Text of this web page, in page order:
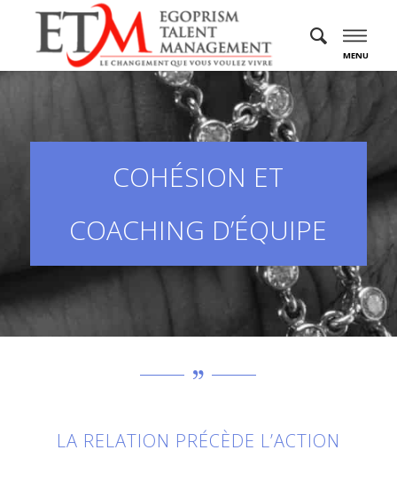
MENU
COHÉSION ET
COACHING D’ÉQUIPE
LA RELATION PRÉCÈDE L’ACTION